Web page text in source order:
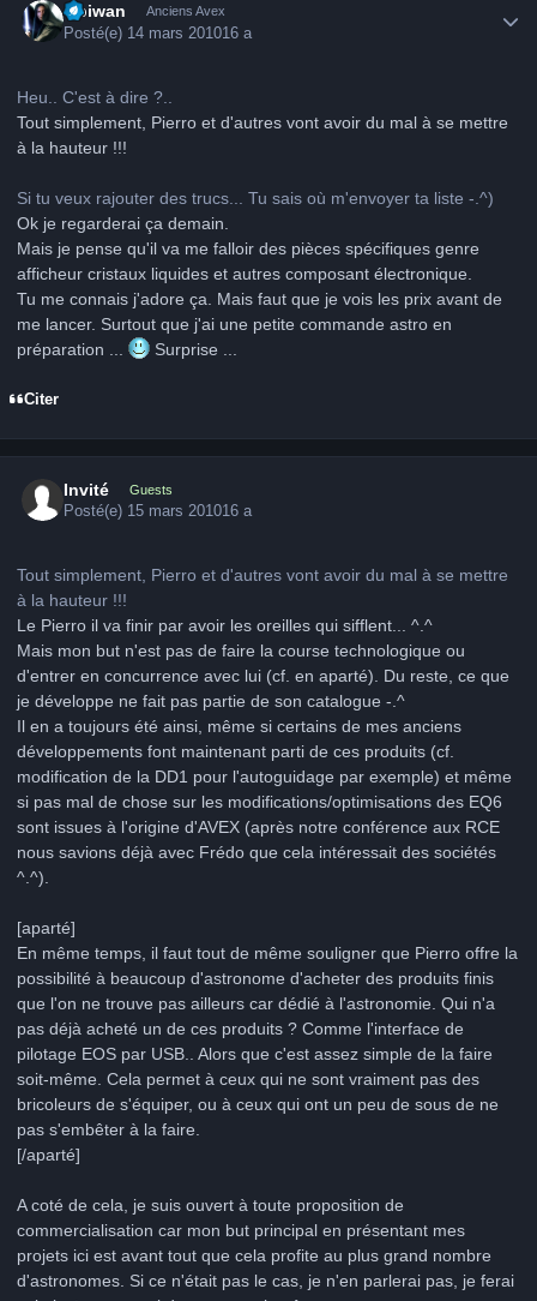
Obiwan Anciens Avex
Posté(e) 14 mars 201016 a
Heu.. C'est à dire ?..
Tout simplement, Pierro et d'autres vont avoir du mal à se mettre
à la hauteur !!!
Si tu veux rajouter des trucs... Tu sais où m'envoyer ta liste -.^)
Ok je regarderai ça demain.
Mais je pense qu'il va me falloir des pièces spécifiques genre
afficheur cristaux liquides et autres composant électronique.
Tu me connais j'adore ça. Mais faut que je vois les prix avant de
me lancer. Surtout que j'ai une petite commande astro en
préparation ...
Surprise ...
Citer
Invité Guests
Posté(e) 15 mars 201016 a
Tout simplement, Pierro et d'autres vont avoir du mal à se mettre
à la hauteur !!!
Le Pierro il va finir par avoir les oreilles qui sifflent... ^.^
Mais mon but n'est pas de faire la course technologique ou
d'entrer en concurrence avec lui (cf. en aparté). Du reste, ce que
je développe ne fait pas partie de son catalogue -.^
Il en a toujours été ainsi, même si certains de mes anciens
développements font maintenant parti de ces produits (cf.
modification de la DD1 pour l'autoguidage par exemple) et même
si pas mal de chose sur les modifications/optimisations des EQ6
sont issues à l'origine d'AVEX (après notre conférence aux RCE
nous savions déjà avec Frédo que cela intéressait des sociétés
^.^).
[aparté]
En même temps, il faut tout de même souligner que Pierro offre la
possibilité à beaucoup d'astronome d'acheter des produits finis
que l'on ne trouve pas ailleurs car dédié à l'astronomie. Qui n'a
pas déjà acheté un de ces produits ? Comme l'interface de
pilotage EOS par USB.. Alors que c'est assez simple de la faire
soit-même. Cela permet à ceux qui ne sont vraiment pas des
bricoleurs de s'équiper, ou à ceux qui ont un peu de sous de ne
pas s'embêter à la faire.
[/aparté]
A coté de cela, je suis ouvert à toute proposition de
commercialisation car mon but principal en présentant mes
projets ici est avant tout que cela profite au plus grand nombre
d'astronomes. Si ce n'était pas le cas, je n'en parlerai pas, je ferai